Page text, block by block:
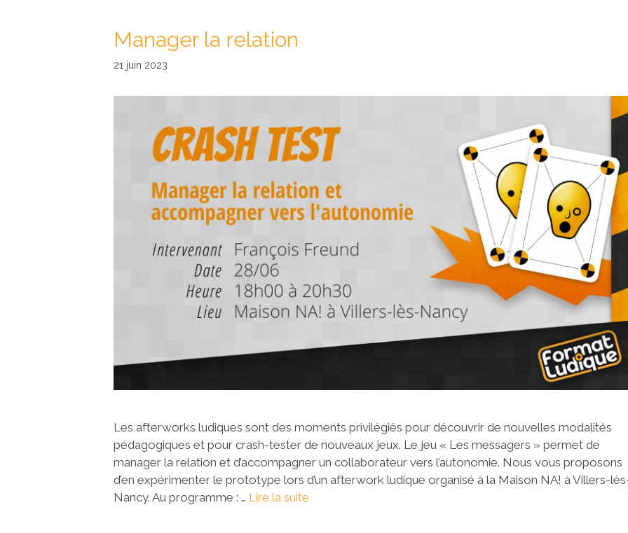
Manager la relation
21 juin 2023
Les afterworks ludiques sont des moments privilégiés pour découvrir de nouvelles modalités
pédagogiques et pour crash-tester de nouveaux jeux. Le jeu « Les messagers » permet de
manager la relation et d’accompagner un collaborateur vers l’autonomie. Nous vous proposons
d’en expérimenter le prototype lors d’un afterwork ludique organisé à la Maison NA! à Villers-
Nancy. Au programme : … Lire la suite